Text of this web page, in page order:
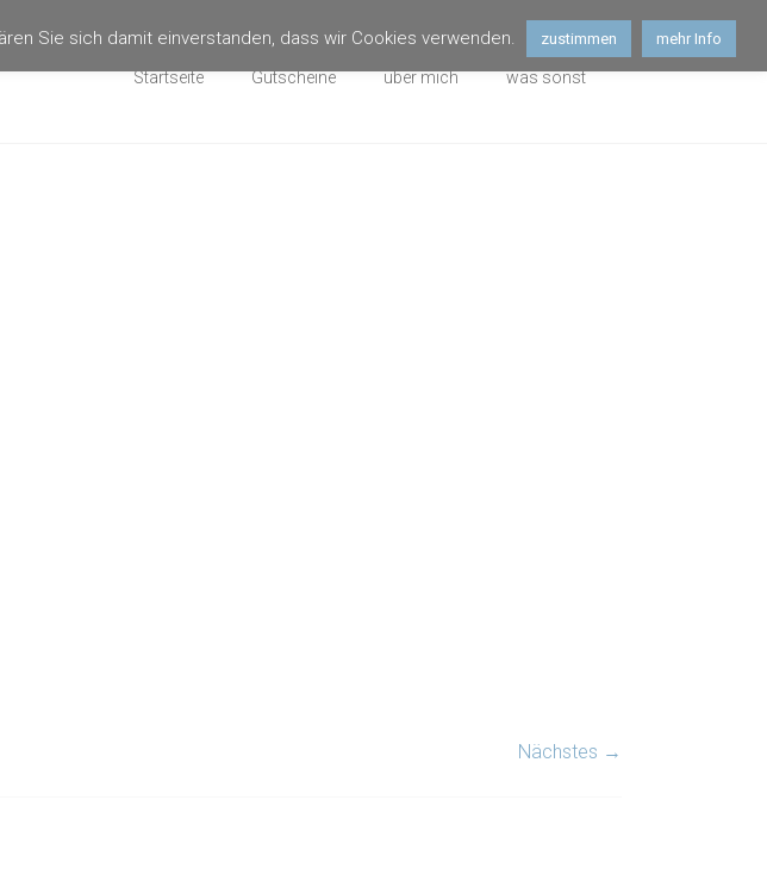
Startseite Gutscheine über mich was sonst
Nächstes →
Sie sich damit einverstanden, dass wir Cookies verwenden. zustimmen mehr Info